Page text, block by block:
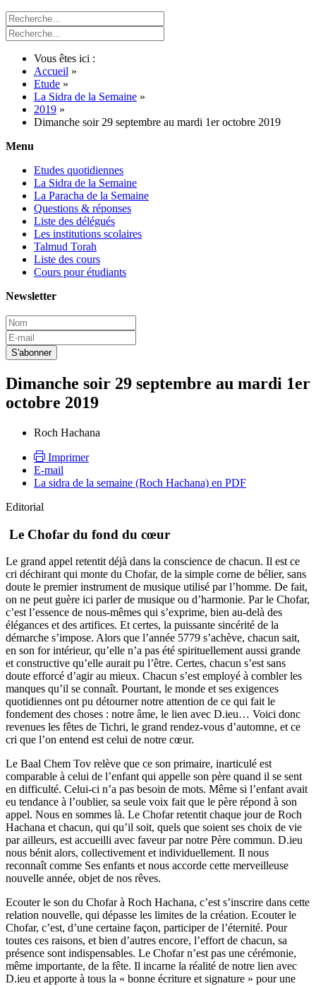
Vous êtes ici :
Accueil »
Etude »
La Sidra de la Semaine »
2019 »
Dimanche soir 29 septembre au mardi 1er octobre 2019
Menu
Etudes quotidiennes
La Sidra de la Semaine
La Paracha de la Semaine
Questions & réponses
Liste des délégués
Les institutions scolaires
Talmud Torah
Liste des cours
Cours pour étudiants
Newsletter
Dimanche soir 29 septembre au mardi 1er
octobre 2019
Roch Hachana
Imprimer
E-mail
La sidra de la semaine (Roch Hachana) en PDF
Editorial
Le Chofar du fond du cœur
Le grand appel retentit déjà dans la conscience de chacun. Il est ce
cri déchirant qui monte du Chofar, de la simple corne de bélier, sans
doute le premier instrument de musique utilisé par l’homme. De fait,
on ne peut guère ici parler de musique ou d’harmonie. Par le Chofar,
c’est l’essence de nous-mêmes qui s’exprime, bien au-delà des
élégances et des artifices. Et certes, la puissante sincérité de la
démarche s’impose. Alors que l’année 5779 s’achève, chacun sait,
en son for intérieur, qu’elle n’a pas été spirituellement aussi grande
et constructive qu’elle aurait pu l’être. Certes, chacun s’est sans
doute efforcé d’agir au mieux. Chacun s’est employé à combler les
manques qu’il se connaît. Pourtant, le monde et ses exigences
quotidiennes ont pu détourner notre attention de ce qui fait le
fondement des choses : notre âme, le lien avec D.ieu… Voici donc
revenues les fêtes de Tichri, le grand rendez-vous d’automne, et ce
cri que l’on entend est celui de notre cœur.
Le Baal Chem Tov relève que ce son primaire, inarticulé est
comparable à celui de l’enfant qui appelle son père quand il se sent
en difficulté. Celui-ci n’a pas besoin de mots. Même si l’enfant avait
eu tendance à l’oublier, sa seule voix fait que le père répond à son
appel. Nous en sommes là. Le Chofar retentit chaque jour de Roch
Hachana et chacun, qui qu’il soit, quels que soient ses choix de vie
par ailleurs, est accueilli avec faveur par notre Père commun. D.ieu
nous bénit alors, collectivement et individuellement. Il nous
reconnaît comme Ses enfants et nous accorde cette merveilleuse
nouvelle année, objet de nos rêves.
Ecouter le son du Chofar à Roch Hachana, c’est s’inscrire dans cette
relation nouvelle, qui dépasse les limites de la création. Ecouter le
Chofar, c’est, d’une certaine façon, participer de l’éternité. Pour
toutes ces raisons, et bien d’autres encore, l’effort de chacun, sa
présence sont indispensables. Le Chofar n’est pas une cérémonie,
même importante, de la fête. Il incarne la réalité de notre lien avec
D.ieu et apporte à tous la « bonne écriture et signature » pour une